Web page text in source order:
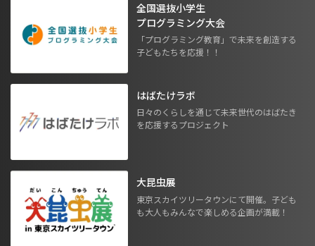
全国選抜小学生
プログラミング大会
「プログラミング教育」で未来を創造する
子どもたちを応援！！
はばたけラボ
日々のくらしを通じて未来世代のはばたき
を応援するプロジェクト
大昆虫展
東京スカイツリータウンにて開催。子ども
も大人もみんなで楽しめる企画が満載！